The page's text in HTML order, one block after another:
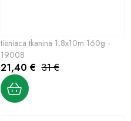
tieniaca tkanina 1,8x10m 160g -
19008
21,40 € 31 €